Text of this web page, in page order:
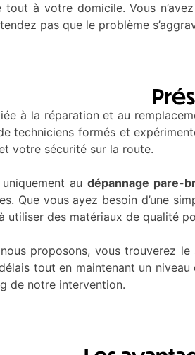
à votre domicile. Vous
pas que le problème
à la réparation et au
techniciens formés et
votre sécurité sur la route.
audépannage pare-
Que vous ayez besoin d’une
utiliser des matériaux de qualité
proposons, vous trouverez
tout en maintenant un
de notre intervention.